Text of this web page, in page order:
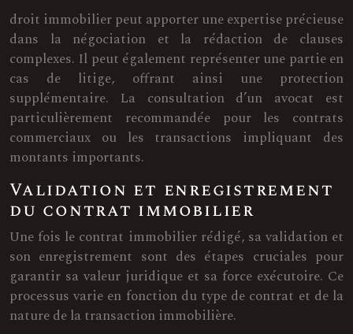
droit immobilier peut apporter une expertise précieuse
dans la négociation et la rédaction de clauses
complexes. Il peut également représenter une partie en
cas de litige, offrant ainsi une protection
supplémentaire. La consultation d’un avocat est
particulièrement recommandée pour les contrats
commerciaux ou les transactions impliquant des
montants importants.
Validation et enregistrement
du contrat immobilier
Une fois le contrat immobilier rédigé, sa validation et
son enregistrement sont des étapes cruciales pour
garantir sa valeur juridique et sa force exécutoire. Ce
processus varie en fonction du type de contrat et de la
nature de la transaction immobilière.